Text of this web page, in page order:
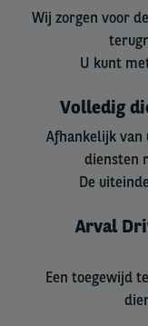
Wij zorgen voor
U kunt
Volledig
Afhankelijk van
diensten
De
Arval
Een toegewijd